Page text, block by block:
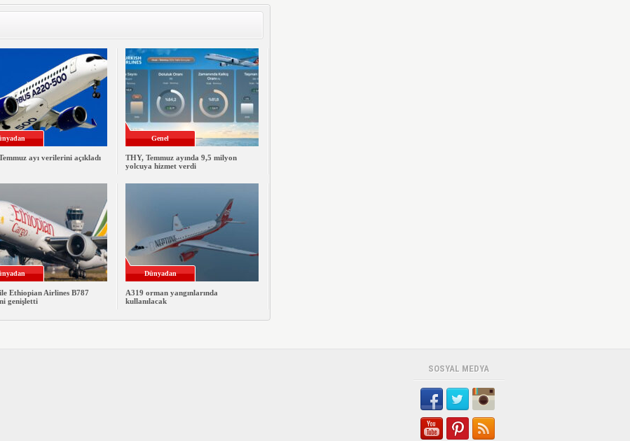
ayı verilerini açıkladı
Genel
THY, Temmuz ayında 9,5 milyon
yolcuya hizmet verdi
Ethiopian Airlines B787
genişletti
Dünyadan
A319 orman yangınlarında
kullanılacak
SOSYAL MEDYA